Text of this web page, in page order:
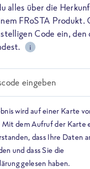
alles über die
FRoSTA Produkt.
Code ein, den
i
eingeben
wird auf einer Karte
Mit dem Aufruf der Karte
dass Ihre Daten
und dass Sie die
gelesen haben.